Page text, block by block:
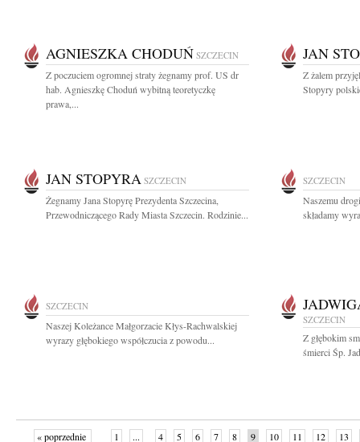
AGNIESZKA CHODUŃ SZCZECIN
Z poczuciem ogromnej straty żegnamy prof. US dr
hab. Agnieszkę Choduń wybitną teoretyczkę
prawa,...
JAN
Z żalem
Stopyry
JAN STOPYRA SZCZECIN
Żegnamy Jana Stopyrę Prezydenta Szczecina,
Przewodniczącego Rady Miasta Szczecin. Rodzinie...
SZCZECIN
Naszemu
składamy
SZCZECIN
Naszej Koleżance Małgorzacie Kłys-Rachwalskiej
wyrazy głębokiego współczucia z powodu...
SZCZECIN
Z głębokim
śmierci Śp.
« poprzednie 1 ... 4 5 6 7 8 9 10 11 12 13